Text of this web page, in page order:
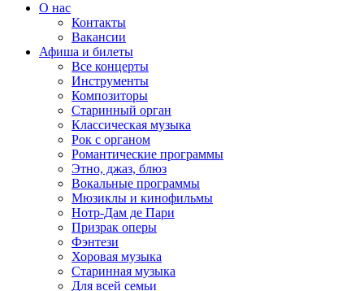
О нас
Контакты
Вакансии
Афиша и билеты
Все концерты
Инструменты
Композиторы
Старинный орган
Классическая музыка
Рок с органом
Романтические программы
Этно, джаз, блюз
Вокальные программы
Мюзиклы и кинофильмы
Нотр-Дам де Пари
Призрак оперы
Фэнтези
Хоровая музыка
Старинная музыка
Для всей семьи